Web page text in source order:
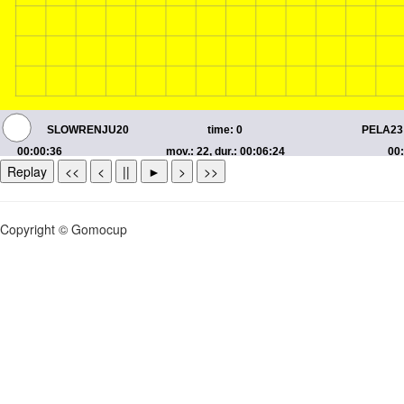
Replay << < || ► > >>
Copyright © Gomocup